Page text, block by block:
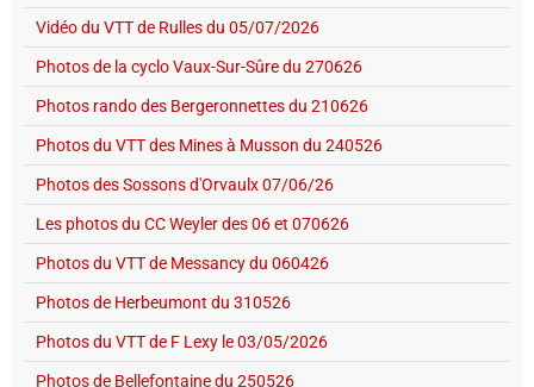
Vidéo du VTT de Rulles du 05/07/2026
Photos de la cyclo Vaux-Sur-Sûre du 270626
Photos rando des Bergeronnettes du 210626
Photos du VTT des Mines à Musson du 240526
Photos des Sossons d'Orvaulx 07/06/26
Les photos du CC Weyler des 06 et 070626
Photos du VTT de Messancy du 060426
Photos de Herbeumont du 310526
Photos du VTT de F Lexy le 03/05/2026
Photos de Bellefontaine du 250526